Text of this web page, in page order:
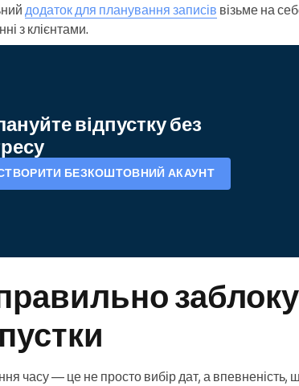
додаток для планування записів візьме на
з клієнтами.
відпустку без
БЕЗКОШТОВНИЙ АКАУНТ
часу — це не просто вибір дат, а впевненість,